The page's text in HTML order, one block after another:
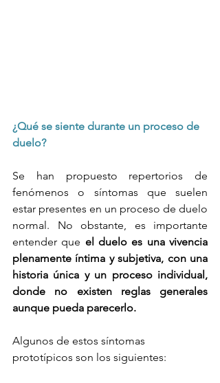
¿Qué se siente durante un proceso de
duelo?
Se han propuesto repertorios de
fenómenos o síntomas que suelen
estar presentes en un proceso de duelo
normal. No obstante, es importante
entender que el duelo es una vivencia
plenamente íntima y subjetiva, con una
historia única y un proceso individual,
donde no existen reglas generales
aunque pueda parecerlo.
Algunos de estos síntomas
prototípicos son los siguientes: